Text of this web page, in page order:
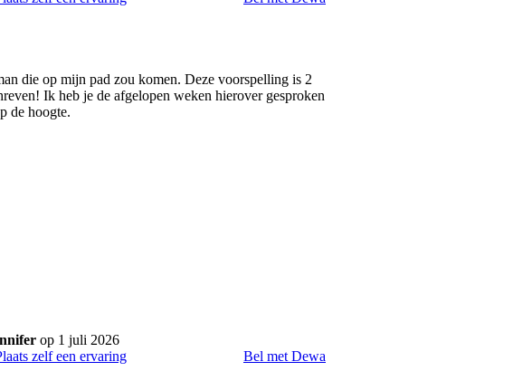
die op mijn pad zou komen. Deze voorspelling is 2
Ik heb je de afgelopen weken hierover gesproken
de hoogte.
op 1 juli 2026
zelf een ervaring
Bel met Dewa